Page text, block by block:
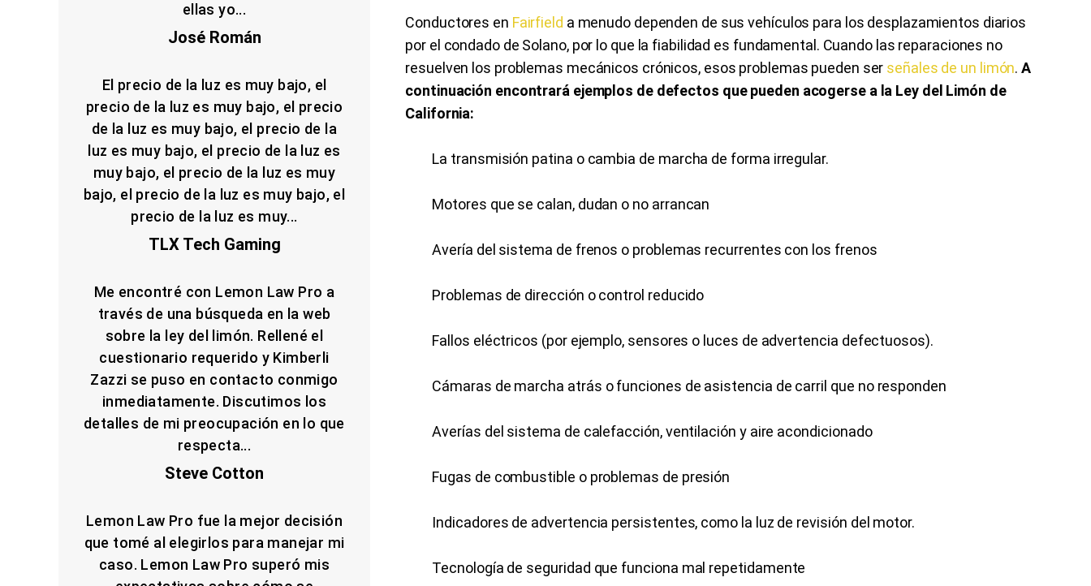
Conductores en Fairfield a menudo dependen de sus vehículos para los desplazamientos diarios
por el condado de Solano, por lo que la fiabilidad es fundamental. Cuando las reparaciones no
resuelven los problemas mecánicos crónicos, esos problemas pueden ser señales de un limón.A
continuación encontrará ejemplos de defectos que pueden acogerse a la Ley del Limón de
California:
La transmisión patina o cambia de marcha de forma irregular.
Motores que se calan, dudan o no arrancan
Avería del sistema de frenos o problemas recurrentes con los frenos
Problemas de dirección o control reducido
Fallos eléctricos (por ejemplo, sensores o luces de advertencia defectuosos).
Cámaras de marcha atrás o funciones de asistencia de carril que no responden
Averías del sistema de calefacción, ventilación y aire acondicionado
Fugas de combustible o problemas de presión
Indicadores de advertencia persistentes, como la luz de revisión del motor.
Tecnología de seguridad que funciona mal repetidamente
ellas yo...
José Román
El precio de la luz es muy bajo, el
precio de la luz es muy bajo, el precio
de la luz es muy bajo, el precio de la
luz es muy bajo, el precio de la luz es
muy bajo, el precio de la luz es muy
bajo, el precio de la luz es muy bajo, el
precio de la luz es muy...
TLX Tech Gaming
Me encontré con Lemon Law Pro a
través de una búsqueda en la web
sobre la ley del limón. Rellené el
cuestionario requerido y Kimberli
Zazzi se puso en contacto conmigo
inmediatamente. Discutimos los
detalles de mi preocupación en lo que
respecta...
Steve Cotton
Lemon Law Pro fue la mejor decisión
que tomé al elegirlos para manejar mi
caso. Lemon Law Pro superó mis